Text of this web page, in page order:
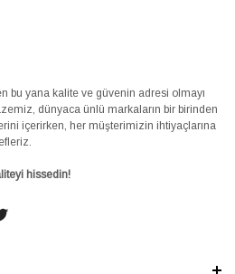
bu yana kalite ve güvenin adresi olmayı
dünyaca ünlü markaların bir birinden
içerirken, her müşterimizin ihtiyaçlarına
hissedin!